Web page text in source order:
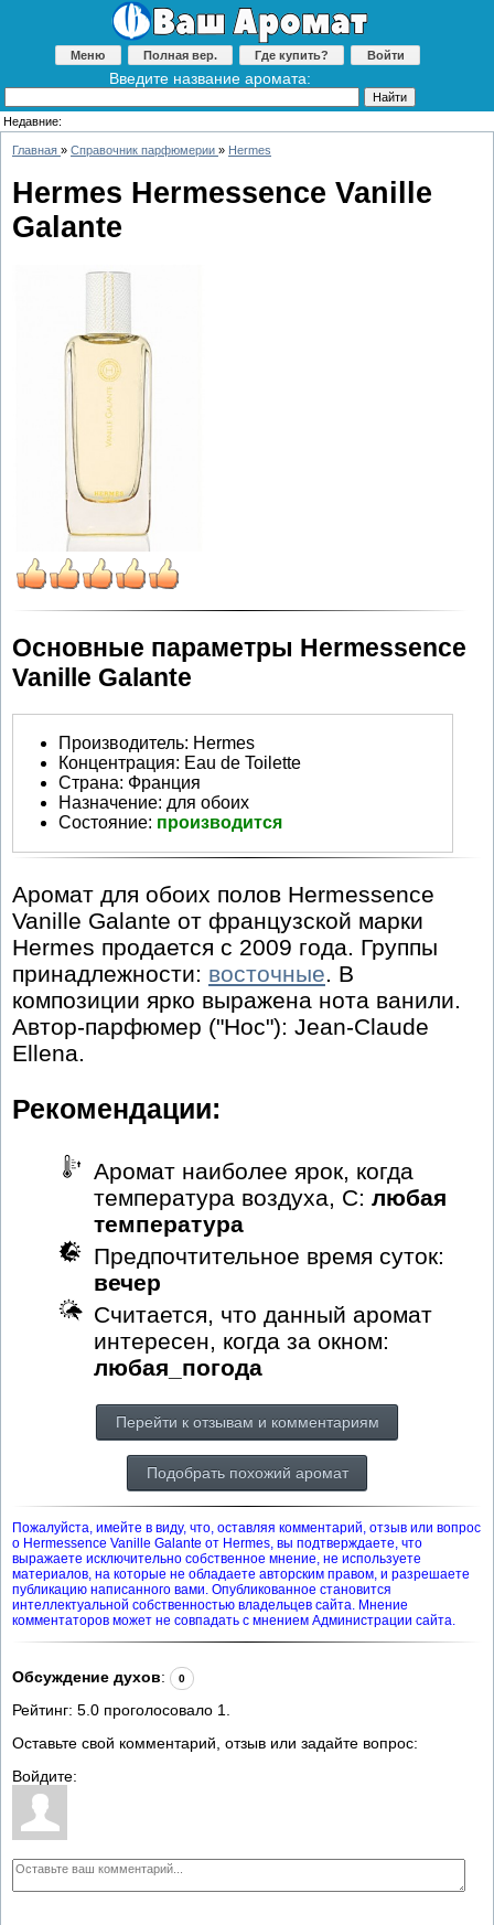
Меню Полная вер. Где купить? Войти
Введите название аромата:
Недавние:
Главная » Справочник парфюмерии » Hermes
Hermes Hermessence Vanille
Galante
Основные параметры Hermessence
Vanille Galante
Производитель: Hermes
Концентрация: Eau de Toilette
Страна: Франция
Назначение: для обоих
Состояние: производится
Аромат для обоих полов Hermessence
Vanille Galante от французской марки
Hermes продается с 2009 года. Группы
принадлежности: восточные. В
композиции ярко выражена нота ванили.
Автор-парфюмер ("Нос"): Jean-Claude
Ellena.
Рекомендации:
Аромат наиболее ярок, когда
температура воздуха, С: любая
температура
Предпочтительное время суток:
вечер
Считается, что данный аромат
интересен, когда за окном:
любая_погода
Перейти к отзывам и комментариям
Подобрать похожий аромат
Пожалуйста, имейте в виду, что, оставляя комментарий, отзыв или вопрос
о Hermessence Vanille Galante от Hermes, вы подтверждаете, что
выражаете исключительно собственное мнение, не используете
материалов, на которые не обладаете авторским правом, и разрешаете
публикацию написанного вами. Опубликованное становится
интеллектуальной собственностью владельцев сайта. Мнение
комментаторов может не совпадать с мнением Администрации сайта.
Обсуждение духов: 0
Рейтинг: 5.0 проголосовало 1
Оставьте свой комментарий, отзыв или задайте вопрос:
Войдите: